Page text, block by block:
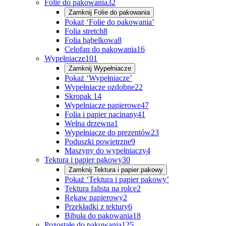
Folie do pakowania32
Zamknij Folie do pakowania
Pokaż ‘Folie do pakowania’
Folia stretch8
Folia bąbelkowa8
Celofan do pakowania16
Wypełniacze101
Zamknij Wypełniacze
Pokaż ‘Wypełniacze’
Wypełniacze ozdobne22
Skropak 14
Wypełniacze papierowe47
Folia i papier nacinany41
Wełna drzewna1
Wypełniacze do prezentów23
Poduszki powietrzne9
Maszyny do wypełniaczy4
Tektura i papier pakowy30
Zamknij Tektura i papier pakowy
Pokaż ‘Tektura i papier pakowy’
Tektura falista na rolce2
Rękaw papierowy2
Przekładki z tektury6
Bibuła do pakowania18